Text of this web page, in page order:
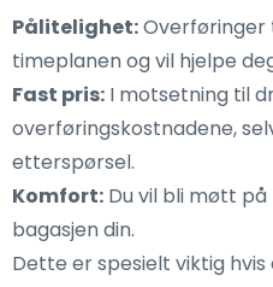
Pålitelighet:Overføringer
timeplanen og vil hjelpe
Fast pris: I motsetning til
overføringskostnadene,
etterspørsel.
Komfort: Du vil bli møtt
bagasjen din.
Dette er spesielt viktig